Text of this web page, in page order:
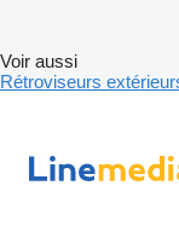
Voir aussi
Rétroviseurs